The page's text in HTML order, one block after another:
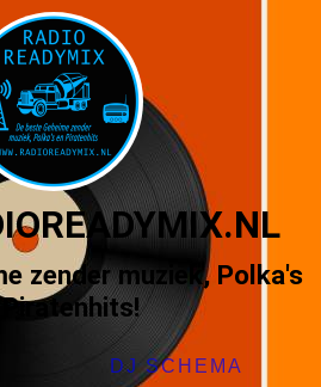
zender muziek, Polka's
DJ SCHEMA